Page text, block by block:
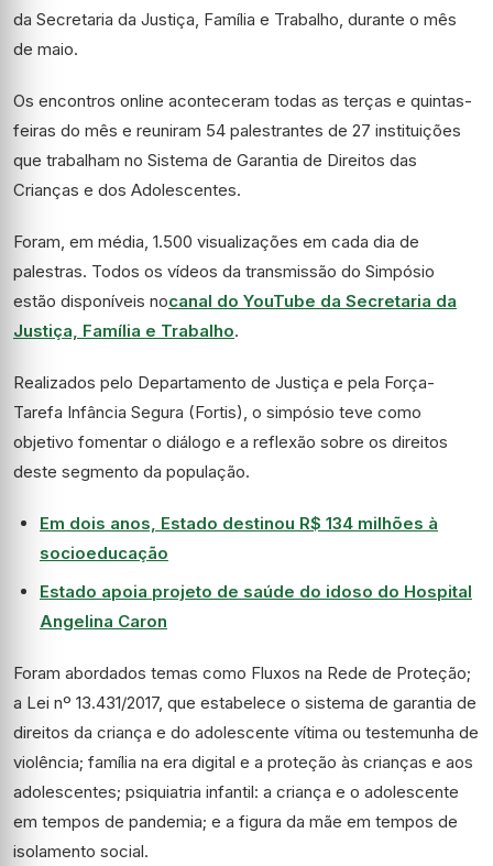
da Secretaria da Justiça, Família e Trabalho, durante o mês
de maio.
Os encontros online aconteceram todas as terças e quintas-
feiras do mês e reuniram 54 palestrantes de 27 instituições
que trabalham no Sistema de Garantia de Direitos das
Crianças e dos Adolescentes.
Foram, em média, 1.500 visualizações em cada dia de
palestras. Todos os vídeos da transmissão do Simpósio
estão disponíveis nocanal do YouTube da Secretaria da
Justiça, Família e Trabalho.
Realizados pelo Departamento de Justiça e pela Força-
Tarefa Infância Segura (Fortis), o simpósio teve como
objetivo fomentar o diálogo e a reflexão sobre os direitos
deste segmento da população.
Em dois anos, Estado destinou R$ 134 milhões à
socioeducação
Estado apoia projeto de saúde do idoso do Hospital
Angelina Caron
Foram abordados temas como Fluxos na Rede de Proteção;
a Lei nº 13.431/2017, que estabelece o sistema de garantia de
direitos da criança e do adolescente vítima ou testemunha de
violência; família na era digital e a proteção às crianças e aos
adolescentes; psiquiatria infantil: a criança e o adolescente
em tempos de pandemia; e a figura da mãe em tempos de
isolamento social.